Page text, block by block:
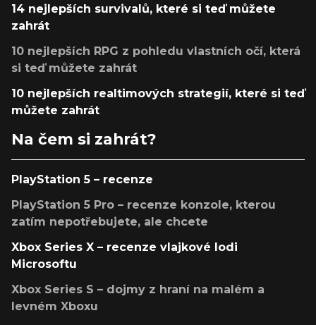
14 nejlepších survivalů, které si teď můžete
zahrát
10 nejlepších RPG z pohledu vlastních očí, která
si teď můžete zahrát
10 nejlepších realtimových strategií, které si teď
můžete zahrát
Na čem si zahrát?
PlayStation 5 – recenze
PlayStation 5 Pro – recenze konzole, kterou
zatím nepotřebujete, ale chcete
Xbox Series X – recenze vlajkové lodi
Microsoftu
Xbox Series S – dojmy z hraní na malém a
levném Xboxu